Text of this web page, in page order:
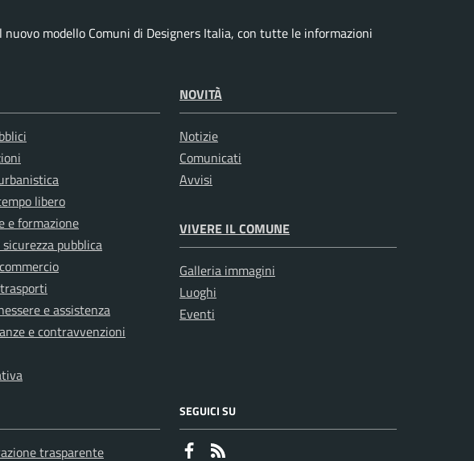
modello Comuni di Designers Italia, con tutte le informazioni
libero
e formazione
pubblica
e assistenza
e contravvenzioni
NOVITÀ
Notizie
Comunicati
Avvisi
VIVERE IL COMUNE
Galleria immagini
Luoghi
Eventi
trasparente
SEGUICI SU
Faceboook